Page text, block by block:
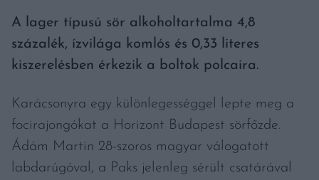
A lager típusú sör alkoholtartalma 4,8
százalék, ízvilága komlós és 0,33 literes
kiszerelésben érkezik a boltok polcaira.
Karácsonyra egy különlegességgel lepte meg a
focirajongókat a Horizont Budapest sörfőzde.
Ádám Martin 28-szoros magyar válogatott
labdarúgóval, a Paks jelenleg sérült csatárával